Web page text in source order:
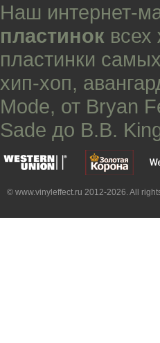
Наш интернет-
пластинок всех
пластинки
хип-хоп,
Mode, от Bryan
Sade до B.B.
© www.vinyleffect.ru 2012-2026. All